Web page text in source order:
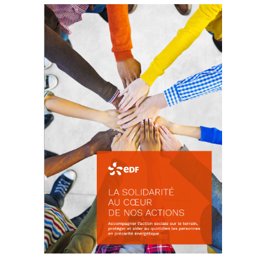
La prévention des conflits
d’intérêts
18 septembre 2023
FEUILLETER